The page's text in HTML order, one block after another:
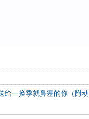
给一换季就鼻塞的你（附动